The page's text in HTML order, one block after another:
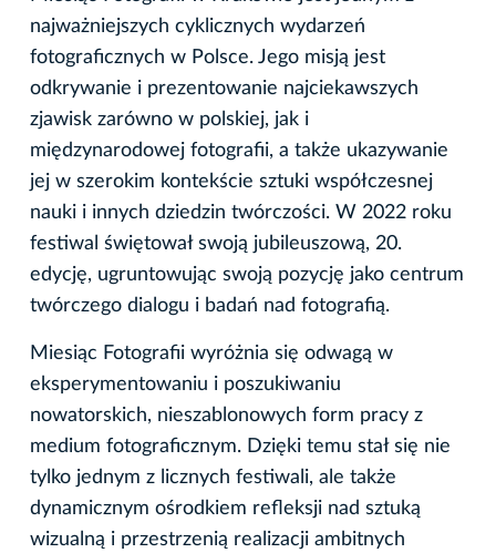
najważniejszych cyklicznych wydarzeń
fotograficznych w Polsce. Jego misją jest
odkrywanie i prezentowanie najciekawszych
zjawisk zarówno w polskiej, jak i
międzynarodowej fotografii, a także ukazywanie
jej w szerokim kontekście sztuki współczesnej
nauki i innych dziedzin twórczości. W 2022 roku
festiwal świętował swoją jubileuszową, 20.
edycję, ugruntowując swoją pozycję jako centrum
twórczego dialogu i badań nad fotografią.
Miesiąc Fotografii wyróżnia się odwagą w
eksperymentowaniu i poszukiwaniu
nowatorskich, nieszablonowych form pracy z
medium fotograficznym. Dzięki temu stał się nie
tylko jednym z licznych festiwali, ale także
dynamicznym ośrodkiem refleksji nad sztuką
wizualną i przestrzenią realizacji ambitnych